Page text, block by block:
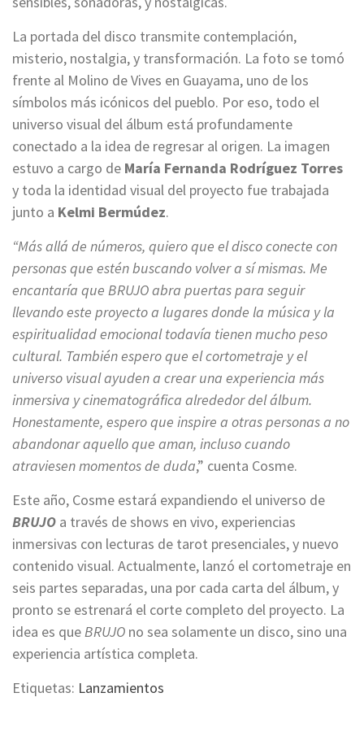
La portada del disco transmite contemplación,
misterio, nostalgia, y transformación. La foto se tomó
frente al Molino de Vives en Guayama, uno de los
símbolos más icónicos del pueblo. Por eso, todo el
universo visual del álbum está profundamente
conectado a la idea de regresar al origen. La imagen
estuvo a cargo de María Fernanda Rodríguez Torres
y toda la identidad visual del proyecto fue trabajada
junto a Kelmi Bermúdez.
“Más allá de números, quiero que el disco conecte con
personas que estén buscando volver a sí mismas. Me
encantaría que BRUJO abra puertas para seguir
llevando este proyecto a lugares donde la música y la
espiritualidad emocional todavía tienen mucho peso
cultural. También espero que el cortometraje y el
universo visual ayuden a crear una experiencia más
inmersiva y cinematográfica alrededor del álbum.
Honestamente, espero que inspire a otras personas a no
abandonar aquello que aman, incluso cuando
atraviesen momentos de duda,” cuenta Cosme.
Este año, Cosme estará expandiendo el universo de
BRUJO a través de shows en vivo, experiencias
inmersivas con lecturas de tarot presenciales, y nuevo
contenido visual. Actualmente, lanzó el cortometraje en
seis partes separadas, una por cada carta del álbum, y
pronto se estrenará el corte completo del proyecto. La
idea es queBRUJO no sea solamente un disco, sino una
experiencia artística completa.
Etiquetas: Lanzamientos